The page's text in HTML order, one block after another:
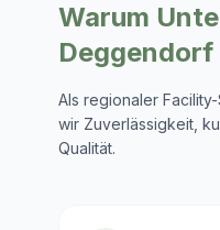
Warum
Deggendorf
Als regionaler
wir Zuverlässigkeit,
Qualität.